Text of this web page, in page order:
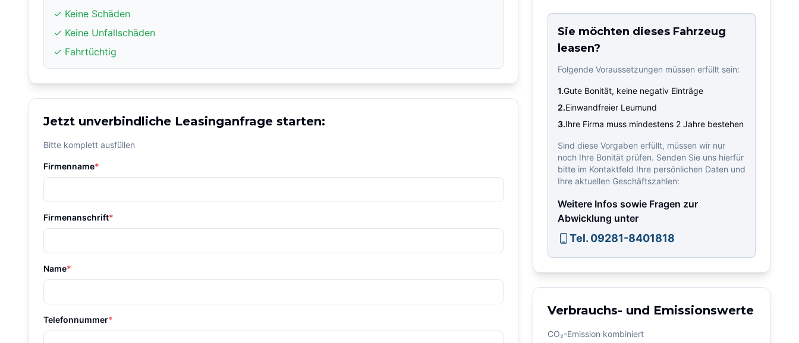
✓ Keine Schäden
✓ Keine Unfallschäden
✓ Fahrtüchtig
Jetzt unverbindliche Leasinganfrage starten:
Bitte komplett ausfüllen
Firmenname*
Firmenanschrift*
Name*
Telefonnummer*
Sie möchten dieses Fahrzeug
leasen?
Folgende Voraussetzungen müssen erfüllt sein:
1.Gute Bonität, keine negativ Einträge
2.Einwandfreier Leumund
3.Ihre Firma muss mindestens 2 Jahre bestehen
Sind diese Vorgaben erfüllt, müssen wir nur
noch Ihre Bonität prüfen. Senden Sie uns hierfür
bitte im Kontaktfeld Ihre persönlichen Daten und
Ihre aktuellen Geschäftszahlen:
Weitere Infos sowie Fragen zur
Abwicklung unter
Tel. 09281-8401818
Verbrauchs- und Emissionswerte
CO₂-Emission kombiniert